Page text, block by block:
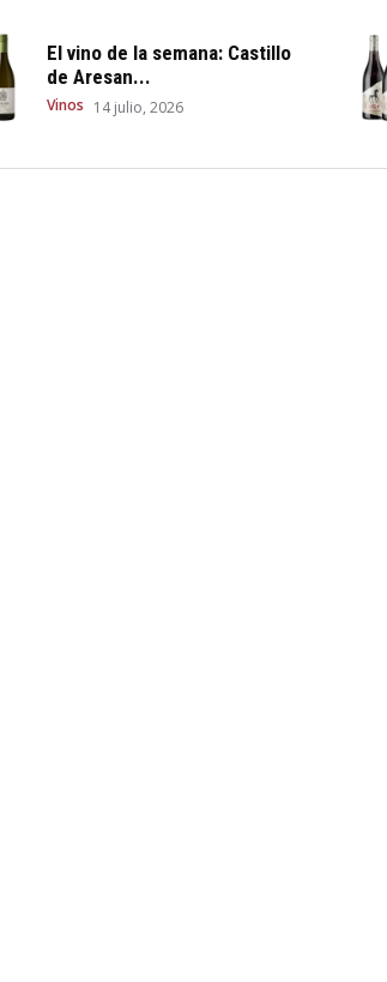
El vino de la semana: Castillo
de Aresan...
Vinos 14 julio, 2026